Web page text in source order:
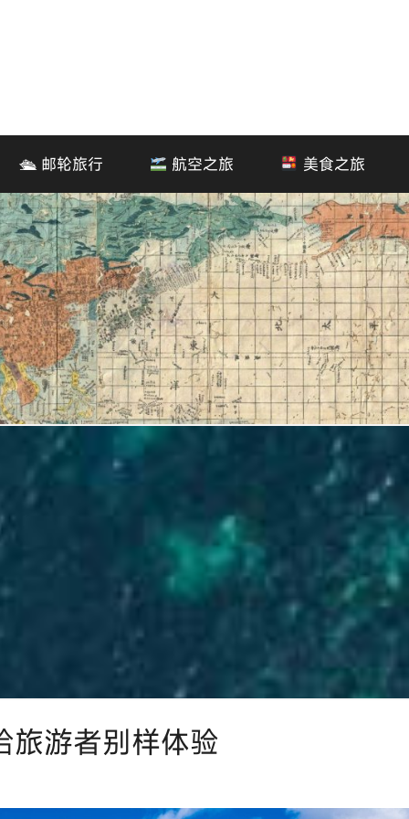
🛳 邮轮旅行 航空之旅 美食之旅
旅游者别样体验